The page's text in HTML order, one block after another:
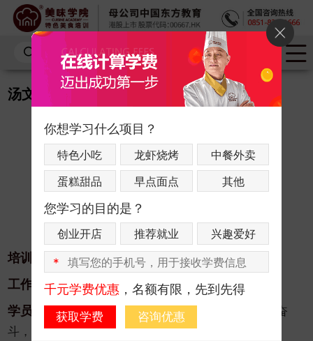
汤文才
培训项目：中餐创业课程
工作单位：汤半鲜中餐店
学员心声：他说做事就要做到好，年轻，就应该来奋
斗，年轻，从来不是松懈的借口。
你想学习什么项目？
特色小吃 龙虾烧烤
中餐外卖
蛋糕甜品
早点面点 其他
您学习的目的是？
创业开店 推荐就业 兴趣爱好
*
千元学费优惠，名额有限，先到先得
获取学费 咨询优惠